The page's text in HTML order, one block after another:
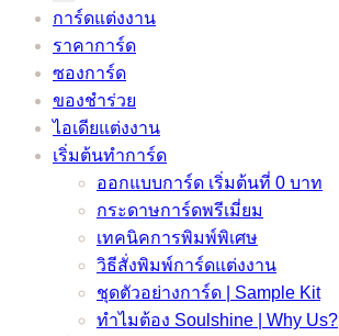
การ์ดแต่งงาน
ราคาการ์ด
ซองการ์ด
ของชำร่วย
ไอเดียแต่งงาน
เริ่มต้นทำการ์ด
ออกแบบการ์ด เริ่มต้นที่ 0 บาท
กระดาษการ์ดพรีเมี่ยม
เทคนิคการพิมพ์พิเศษ
วิธีสั่งพิมพ์การ์ดแต่งงาน
ชุดตัวอย่างการ์ด | Sample Kit
ทำไมต้อง Soulshine | Why Us?